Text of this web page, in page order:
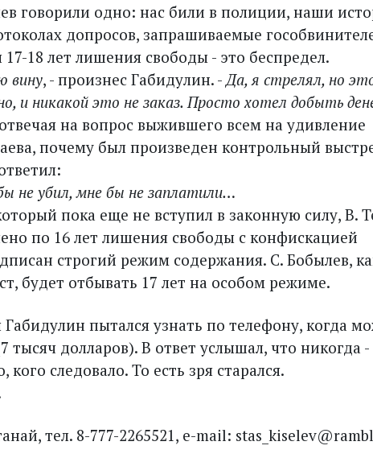
говорили одно: нас били в полиции, наши
допросов, запрашиваемые
17-18 лет лишения свободы - это беспредел.
вину, - произнес Габидулин. - Да, я стрелял, но
и никакой это не заказ. Просто хотел добыть
на вопрос выжившего всем на удивление
почему был произведен контрольный
не убил, мне бы не заплатили…
пока еще не вступил в законную силу, В.
по 16 лет лишения свободы с конфискацией
строгий режим содержания. С. Бобылев,
будет отбывать 17 лет на особом режиме.
пытался узнать по телефону, когда
тысяч долларов). В ответ услышал, что никогда
кого следовало. То есть зря старался.
тел. 8-777-2265521, e-mail: